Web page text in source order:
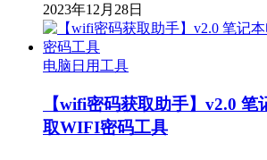
2023年12月28日
电脑日用工具
【wifi密码获取助手】v2.0 笔
取WIFI密码工具